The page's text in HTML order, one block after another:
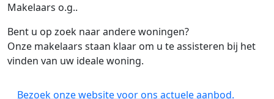
Makelaars o.g..
Bent u op zoek naar andere woningen?
Onze makelaars staan klaar om u te assisteren bij het
vinden van uw ideale woning.
Bezoek onze website voor ons actuele aanbod.